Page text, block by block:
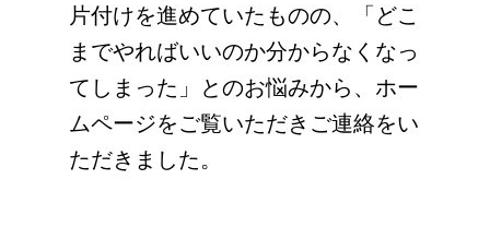
片付けを進めていたものの、「どこ
までやればいいのか分からなくなっ
てしまった」とのお悩みから、ホー
ムページをご覧いただきご連絡をい
ただきました。